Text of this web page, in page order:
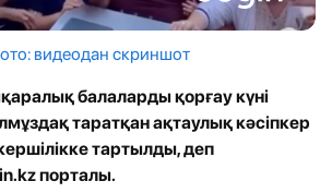
видеодан скриншот
балаларды қорғау күні
таратқан ақтаулық кәсіпкер
тартылды, деп
порталы.